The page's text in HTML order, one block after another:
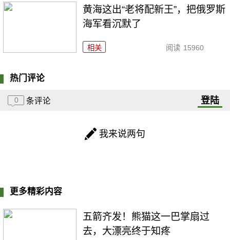
黄海这出“老将配新王”，把俄罗斯
海军看沉默了
相关 阅读 15960
热门评论
0 条评论 登陆
我来说两句
更多精彩内容
五箭齐发！熊猫这一巴掌扇过
去，大漂亮终于知疼